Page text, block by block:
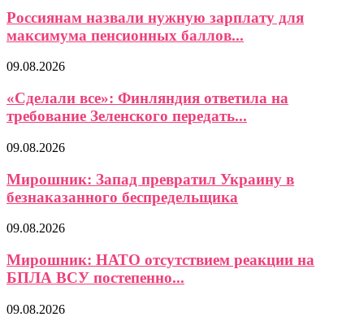
Россиянам назвали нужную зарплату для
максимума пенсионных баллов...
09.08.2026
«Сделали все»: Финляндия ответила на
требование Зеленского передать...
09.08.2026
Мирошник: Запад превратил Украину в
безнаказанного беспредельщика
09.08.2026
Мирошник: НАТО отсутствием реакции на
БПЛА ВСУ постепенно...
09.08.2026